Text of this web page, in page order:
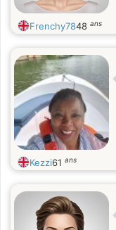
Frenchy7848 ans
Kezzi61 ans